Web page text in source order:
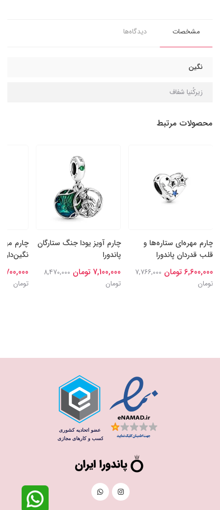
مشخصات دیدگاه‌ها
نگین
زیرکُنیا شفاف
محصولات مرتبط
چارم مهره‌ای ستاره‌ها و
قلب قدردان پاندورا
6,600,000 تومان
7,766,000
تومان
چارم آویز یودا جنگ ستارگان
پاندورا
7,100,000 تومان
8,470,000
تومان
چارم
نگین‌دار
6,700,000
تومان